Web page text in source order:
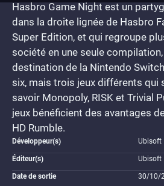
Hasbro Game Night est un
dans la droite lignée de Hasbro
Super Edition, et qui regroupe
société en une seule
destination de la Nintendo
six, mais trois jeux différents qui
savoir Monopoly, RISK et Trivial
jeux bénéficient des avantages
HD Rumble.
Développeur(s) Ubisoft
Éditeur(s) Ubisoft
Date de sortie 30/10/